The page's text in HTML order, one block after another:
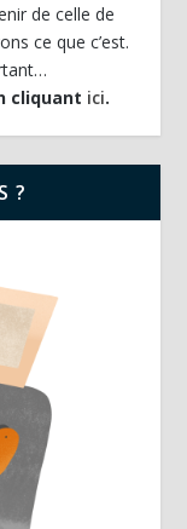
de celle de
ce que c’est.
cliquant ici.
?